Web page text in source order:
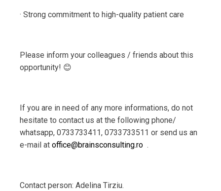
· Strong commitment to high-quality patient care
Please inform your colleagues / friends about this
opportunity! 😊
If you are in need of any more informations, do not
hesitate to contact us at the following phone/
whatsapp, 0733733411, 0733733511 or send us an
e-mail at office@brainsconsulting.ro .
Contact person: Adelina Tirziu.